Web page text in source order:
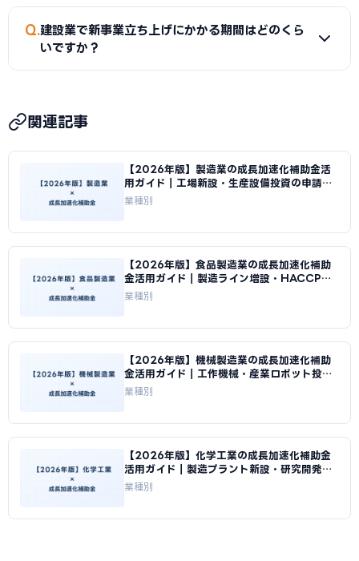
盤を活かせる新事業ほどリスクが低く、投資回収も早い傾向
にあります。ただし費用対効果は市場環境・自社の強み・運
営体制によって大きく変わるため、ROIシミュレーションセ
A
採択率を上げるには、（1）事業計画書に具体的な数値目
標（新事業売上目標・投資回収期間・雇用計画等）を記載す
2〜3ヶ月前から準備を始める、の4点が特に重要です。特に
Q 建設業で新事業立ち上げにかかる期間はどのくら
いですか？
8〜14ヶ月かかります。主なステップとして、gBizIDの取得
（2〜3週間）、事業計画書作成（1〜2ヶ月）、審査期間
（2〜3ヶ月）、採択後の設備発注・施工（2〜6ヶ月）、実
績報告・入金（1〜2ヶ月）があります。新事業が軌道に乗っ
て収益化するまでにはさらに6〜12ヶ月かかる場合もありま
す。早めの準備が鍵です。
関連記事
【2026年版】製造業の成長加速化補助金活
用ガイド｜工場新設・生産設備投資の申請戦
略｜成長加速化補助金ナビ
業種別
【2026年版】食品製造業の成長加速化補助
金活用ガイド｜製造ライン増設・HACCP対
応投資｜成長加速化補助金ナビ
業種別
【2026年版】機械製造業の成長加速化補助
金活用ガイド｜工作機械・産業ロボット投資
の申請方法｜成長加速化補助金ナビ
業種別
【2026年版】化学工業の成長加速化補助金
活用ガイド｜製造プラント新設・研究開発投
資の申請方法｜成長加速化補助金ナビ
業種別